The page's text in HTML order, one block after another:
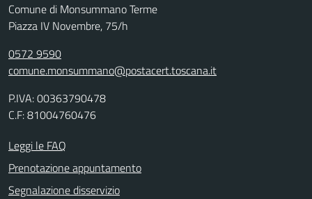
Comune di Monsummano Terme
Piazza IV Novembre, 75/h
0572 9590
comune.monsummano@postacert.toscana.it
P.IVA: 00363790478
C.F: 81004760476
Leggi le FAQ
Prenotazione appuntamento
Segnalazione disservizio